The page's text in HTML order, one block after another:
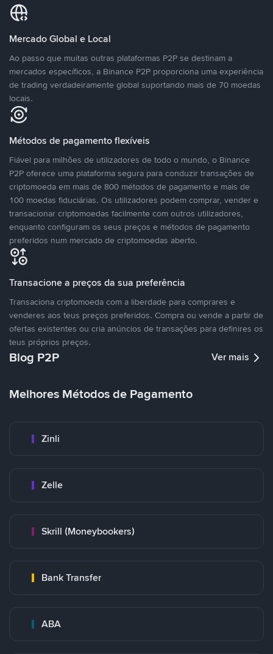
Mercado Global e Local
Ao passo que muitas outras plataformas P2P se destinam a
mercados específicos, a Binance P2P proporciona uma experiência
de trading verdadeiramente global suportando mais de 70 moedas
locais.
Métodos de pagamento flexíveis
Fiável para milhões de utilizadores de todo o mundo, o Binance
P2P oferece uma plataforma segura para conduzir transações de
criptomoeda em mais de 800 métodos de pagamento e mais de
100 moedas fiduciárias. Os utilizadores podem comprar, vender e
transacionar criptomoedas facilmente com outros utilizadores,
enquanto configuram os seus preços e métodos de pagamento
preferidos num mercado de criptomoedas aberto.
Transacione a preços da sua preferência
Transaciona criptomoeda com a liberdade para comprares e
venderes aos teus preços preferidos. Compra ou vende a partir de
ofertas existentes ou cria anúncios de transações para definires os
teus próprios preços.
Blog P2P Ver mais
Melhores Métodos de Pagamento
Zinli
Zelle
Skrill (Moneybookers)
Bank Transfer
ABA